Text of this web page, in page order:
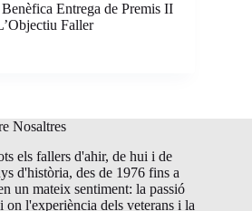
Entrega de Premis II
Faller
Nosaltres
els fallers d'ahir, de hui i de
d'història, des de 1976 fins a
un mateix sentiment: la passió
on l'experiència dels veterans i la